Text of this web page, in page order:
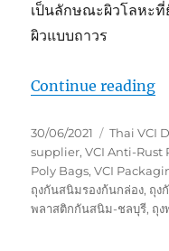
เป็นลักษณะผิวโลหะที่
ผิวแบบถาวร
Continue reading“
Posted
on
30/06/2021 Tags
Thai VCI
supplier,VCI Anti-Rust
Poly Bags,VCI
ถุงกันสนิมรองก้นกล่อง, ถุง
พลาสติกกันสนิม-ชลบุรี, ถุ